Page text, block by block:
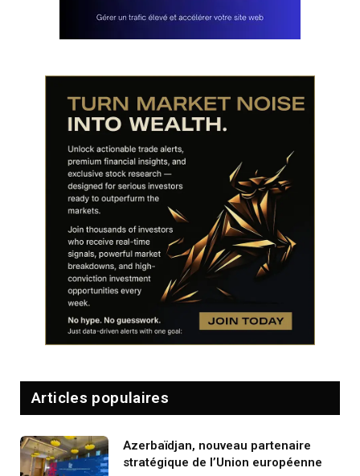
Articles populaires
Azerbaïdjan, nouveau partenaire
stratégique de l’Union européenne